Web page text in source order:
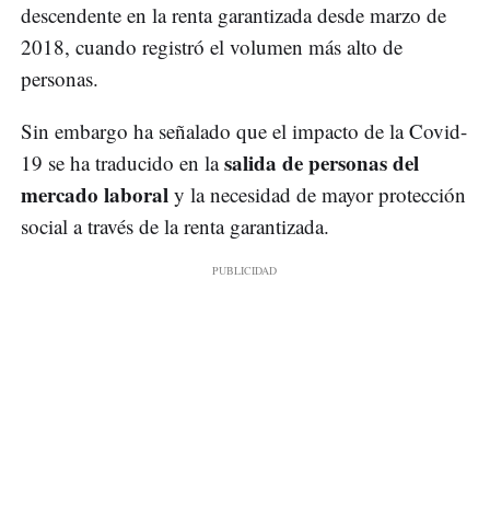
descendente en la renta garantizada desde marzo de
2018, cuando registró el volumen más alto de
personas.
Sin embargo ha señalado que el impacto de la Covid-
19 se ha traducido en lasalida de personas del
mercado laboral y la necesidad de mayor protección
social a través de la renta garantizada.